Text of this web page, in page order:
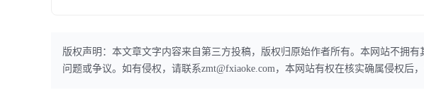
版权声明：本文章文字内容来自第三方投稿，版权归原始作者所有。本网站不拥
问题或争议。如有侵权，请联系zmt@fxiaoke.com，本网站有权在核实确属侵权后，